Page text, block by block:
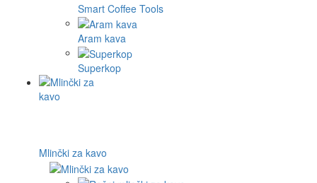
Smart Coffee Tools
Aram kava
Superkop
Mlinčki za kavo